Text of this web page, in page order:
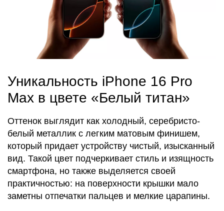
Уникальность iPhone 16 Pro
Max в цвете «Белый титан»
Оттенок выглядит как холодный, серебристо-
белый металлик с легким матовым финишем,
который придает устройству чистый, изысканный
вид. Такой цвет подчеркивает стиль и изящность
смартфона, но также выделяется своей
практичностью: на поверхности крышки мало
заметны отпечатки пальцев и мелкие царапины.